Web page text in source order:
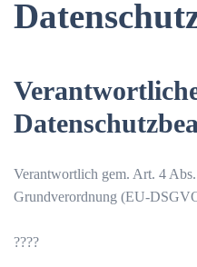
Verantwortlich gem. Art. 4
Grundverordnung (EU-
????